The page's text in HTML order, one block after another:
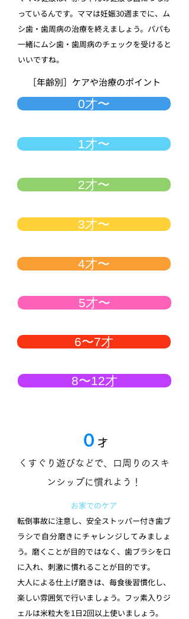
っているんです。ママは妊娠30週までに、ム
シ歯・歯周病の治療を終えましょう。パパも
一緒にムシ歯・歯周病のチェックを受けると
いいですね。
［年齢別］ケアや治療のポイント
0才〜
1才〜
2才〜
3才〜
4才〜
5才〜
6〜7才
8〜12才
０ 才
くすぐり遊びなどで、口周りのスキ
ンシップに慣れよう！
お家でのケア
転倒事故に注意し、安全ストッパー付き歯ブ
ラシで自分磨きにチャレンジしてみましょ
う。磨くことが目的ではなく、歯ブラシを口
に入れ、刺激に慣れることが目的です。
大人による仕上げ磨きは、毎食後習慣化し、
楽しい雰囲気で行いましょう。フッ素入りジ
ェルは米粒大を1日2回以上使いましょう。